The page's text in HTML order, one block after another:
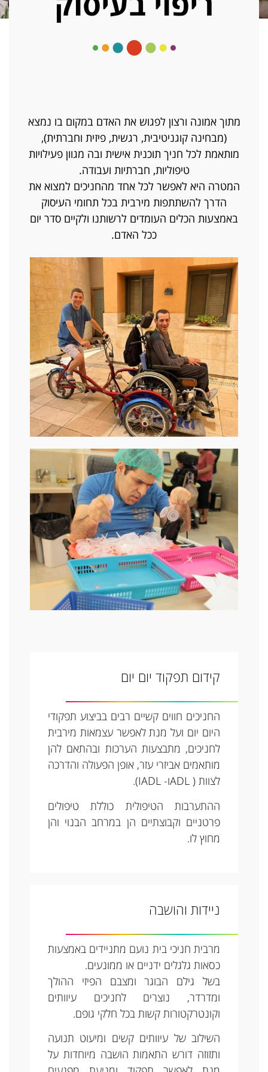
מתוך אמונה ורצון לפגוש את האדם במקום בו נמצא
(מבחינה קוגניטיבית, רגשית, פיזית וחברתית),
מותאמת לכל חניך תוכנית אישית ובה מגוון פעילויות
טיפוליות, חברתיות ועבודה.
המטרה היא לאפשר לכל אחד מהחניכים למצוא את
הדרך להשתתפות מירבית בכל תחומי העיסוק
באמצעות הכלים העומדים לרשותנו ולקיים סדר יום
ככל האדם.
קידום תפקוד יום יום
החניכים חווים קשיים רבים בביצוע תפקודי
היום יום ועל מנת לאפשר עצמאות מירבית
לחניכים, מתבצעות הערכות ובהתאם להן
מותאמים אביזרי עזר, אופן הפעולה והדרכה
לצוות ( ADLו- IADL).
ההתערבות הטיפולית כוללת טיפולים
פרטניים וקבוצתיים הן במרחב הבנוי והן
מחוץ לו.
ניידות והושבה
מרבית חניכי בית נועם מתניידים באמצעות
כסאות גלגלים ידניים או ממונעים.
בשל גילם הבוגר ומצבם הפיזי ההולך
ומדרדר, נוצרים לחניכים עיוותים
וקונטרקטורות קשות בכל חלקי גופם.
השילוב של עיוותים קשים ומיעוט תנועה
ותזוזה דורש התאמות הושבה מיוחדות על